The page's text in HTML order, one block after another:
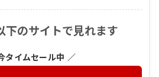
下のサイトで見れます
タイムセール中 ／